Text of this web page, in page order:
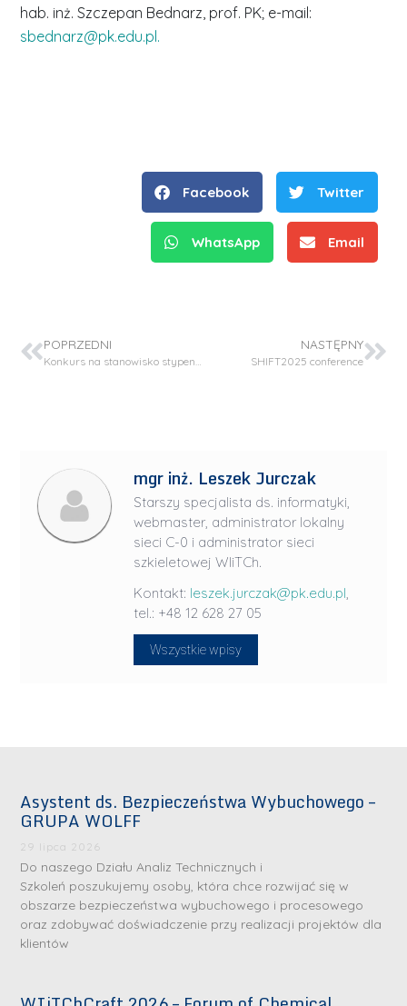
hab. inż. Szczepan Bednarz, prof. PK; e-mail:
sbednarz@pk.edu.pl.
Facebook Twitter
WhatsApp Email
POPRZEDNI
Konkurs na stanowisko stypendysta – doktorant (2 stanowiska) w projekcie WEAVE-UNISONO NCN
NASTĘPNY
SHIFT2025 conference
mgr inż. Leszek Jurczak
Starszy specjalista ds. informatyki,
webmaster, administrator lokalny
sieci C-0 i administrator sieci
szkieletowej WIiTCh.
Kontakt: leszek.jurczak@pk.edu.pl,
tel.: +48 12 628 27 05
Wszystkie wpisy
Asystent ds. Bezpieczeństwa Wybuchowego –
GRUPA WOLFF
29 lipca 2026
Do naszego Działu Analiz Technicznych i
Szkoleń poszukujemy osoby, która chce rozwijać się w
obszarze bezpieczeństwa wybuchowego i procesowego
oraz zdobywać doświadczenie przy realizacji projektów dla
klientów